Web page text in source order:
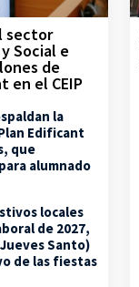
sector
Social e
de
en el CEIP
la
Edificant
que
alumnado
locales
de 2027,
Santo)
de las fiestas